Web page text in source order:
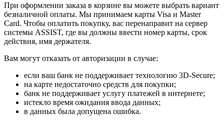
При оформлении заказа в корзине вы можете выбрать вариант
безналичной оплаты. Мы принимаем карты Visa и Master
Card. Чтобы оплатить покупку, вас перенаправит на сервер
системы ASSIST, где вы должны ввести номер карты, срок
действия, имя держателя.
Вам могут отказать от авторизации в случае:
если ваш банк не поддерживает технологию 3D-Secure;
на карте недостаточно средств для покупки;
банк не поддерживает услугу платежей в интернете;
истекло время ожидания ввода данных;
в данных была допущена ошибка.